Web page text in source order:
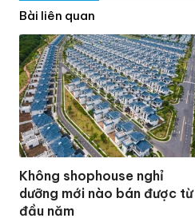
Bài liên quan
Không shophouse nghỉ
dưỡng mới nào bán được từ
đầu năm